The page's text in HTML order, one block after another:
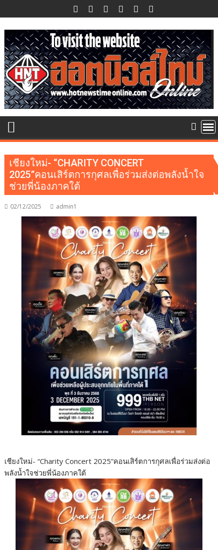
to
content
เชียงใหม่- “CHARITY CONCERT
2025”คอนเสิร์ตการกุศลเพื่อร่วมส่งต่อพลังน้ำใจ
ช่วยพี่น้องภาคใต้
02/12/2025 admin1
เชียงใหม่- “Charity Concert 2025”คอนเสิร์ตการกุศลเพื่อร่วมส่งต่อ
พลังน้ำใจช่วยพี่น้องภาคใต้